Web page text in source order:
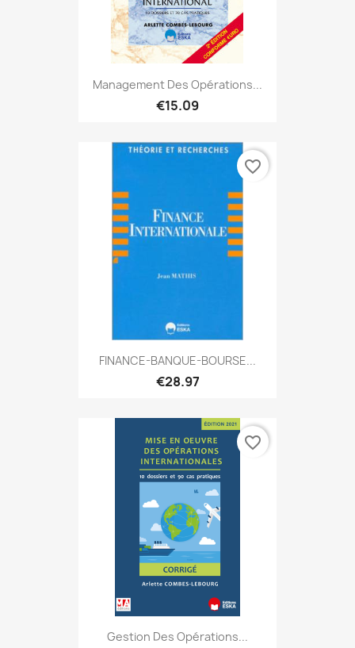
Management Des Opérations...
€15.09
FINANCE-BANQUE-BOURSE...
€28.97
favorite_border
Gestion Des Opérations...
favorite_border